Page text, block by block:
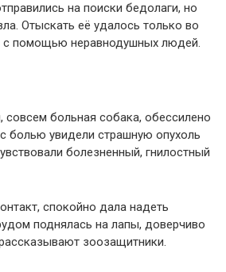
на поиски бедолаги, но
Отыскать её удалось только во
с помощью неравнодушных людей.
совсем больная собака, обессилено
болью увидели страшную опухоль
болезненный, гнилостный
спокойно дала надеть
поднялась на лапы, доверчиво
зоозащитники.